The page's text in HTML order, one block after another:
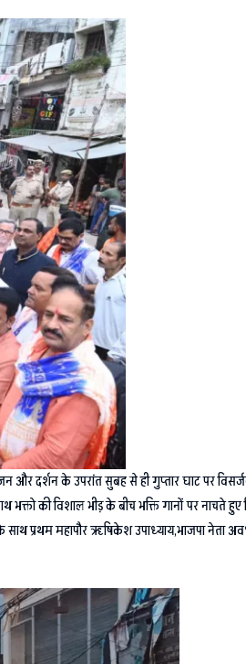
दर्शन के उपरांत सुबह से ही गुप्तार घाट पर
की विशाल भीड़ के बीच भक्ति गानों पर नाचते हुए
प्रथम महापौर ऋषिकेश उपाध्याय,भाजपा नेता